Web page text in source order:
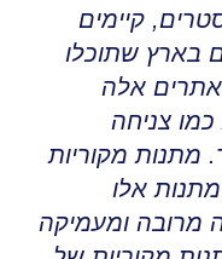
, קיימים
בארץ שתוכלו
אתרים אלה
צניחה
מתנות מקוריות
מתנות אלו
מרובה ומעמיקה